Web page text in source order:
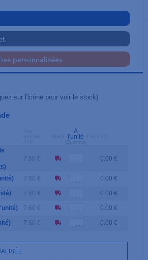
personnalisées
sur l'icône pour voir le stock)
A
l'unité
7.60 € 0.00 €
7.60 € 0.00 €
7.60 € 0.00 €
7.60 € 0.00 €
7.60 € 0.00 €